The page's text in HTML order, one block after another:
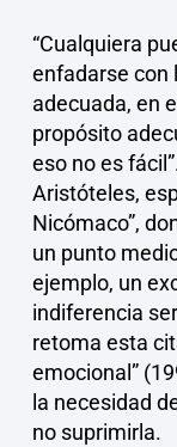
“Cualquiera
enfadarse con
adecuada, en
propósito
eso no es
Aristóteles,
Nicómaco”,
un punto
ejemplo, un
indiferencia
retoma esta
emocional”
la necesidad
no suprimirla.